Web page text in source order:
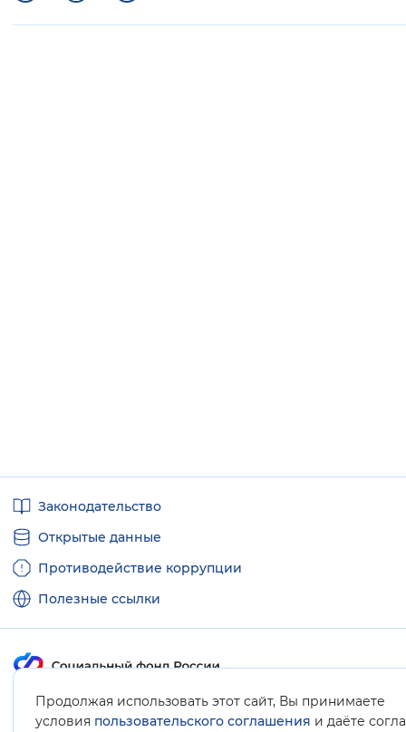
Продолжая использовать этот сайт, Вы принимаете
условия пользовательского соглашения и даёте
ссылкиЗаконодательство
Открытые данные
Противодействие коррупции
Полезные ссылки
Карта сайта